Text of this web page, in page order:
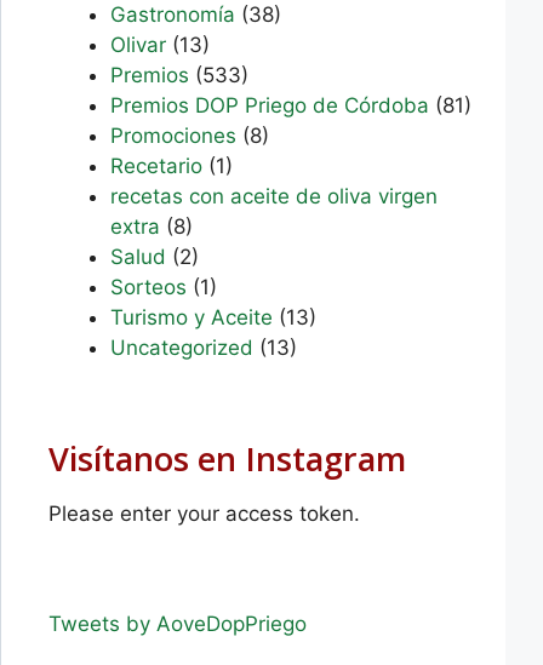
Gastronomía (38)
Olivar (13)
Premios (533)
Premios DOP Priego de Córdoba (81)
Promociones (8)
Recetario (1)
recetas con aceite de oliva virgen
extra (8)
Salud (2)
Sorteos (1)
Turismo y Aceite (13)
Uncategorized (13)
Visítanos en Instagram
Please enter your access token.
Tweets by AoveDopPriego